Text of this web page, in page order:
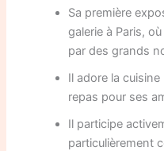
Sa première
galerie à Paris,
par des grands
Il adore la
repas pour ses
Il participe
particulièrement